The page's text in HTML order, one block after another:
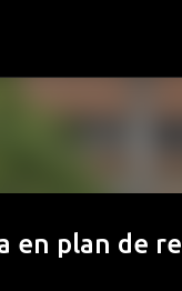
en plan de